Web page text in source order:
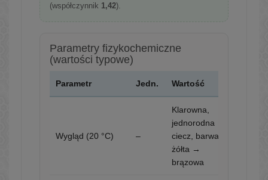
(współczynnik 1,42).
Parametry fizykochemiczne
(wartości typowe)
Parametr Jedn. Wartość
Wygląd (20 °C) –
Klarowna,
jednorodna
ciecz, barwa
żółta →
brązowa